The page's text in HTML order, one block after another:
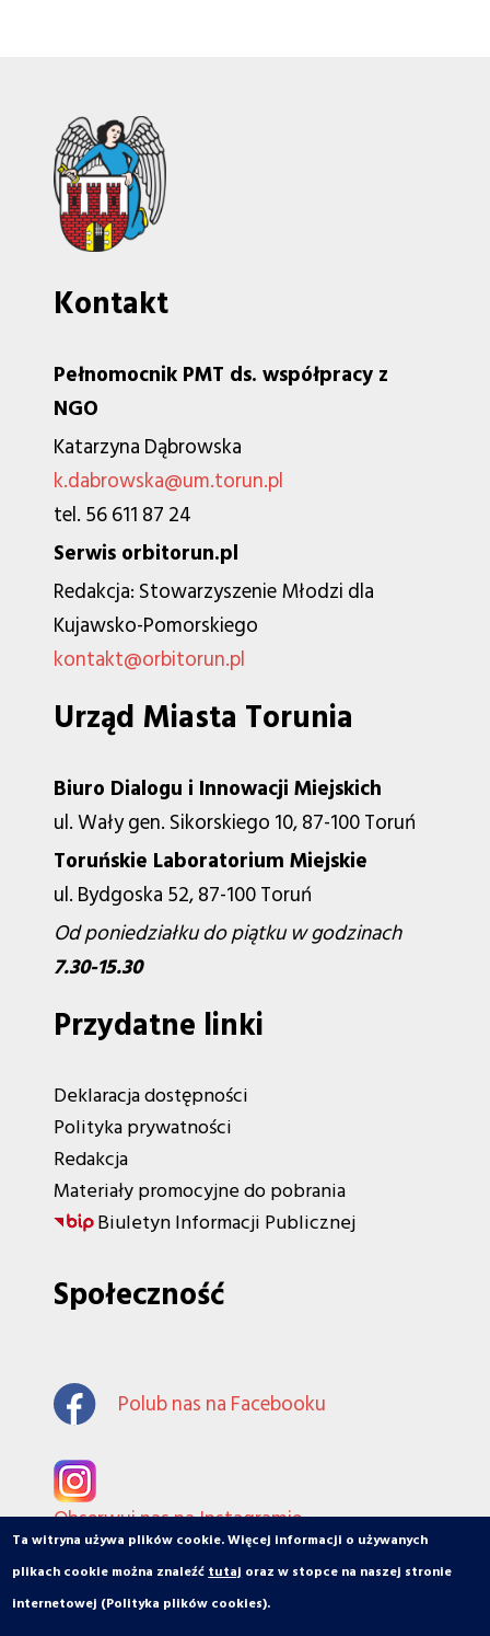
Ta witryna używa plików cookie. Więcej informacji o używanych
plikach cookie można znaleźćtutajoraz w stopce na naszej stronie
internetowej (Polityka plików cookies).
Kontakt
Pełnomocnik PMT ds. współpracy z
NGO
Katarzyna Dąbrowska
k.dabrowska@um.torun.pl
tel. 56 611 87 24
Serwis orbitorun.pl
Redakcja: Stowarzyszenie Młodzi dla
Kujawsko-Pomorskiego
kontakt@orbitorun.pl
Urząd Miasta Torunia
Biuro Dialogu i Innowacji Miejskich
ul. Wały gen. Sikorskiego 10, 87-100 Toruń
Toruńskie Laboratorium Miejskie
ul. Bydgoska 52, 87-100 Toruń
Od poniedziałku do piątku w godzinach
7.30-15.30
Przydatne linki
Deklaracja dostępności
Polityka prywatności
Redakcja
Materiały promocyjne do pobrania
Biuletyn Informacji Publicznej
Społeczność
Polub nas na Facebooku
Obserwuj nas na Instagramie
© orbiToruń.pl - Miasto, ludzie, organizacje